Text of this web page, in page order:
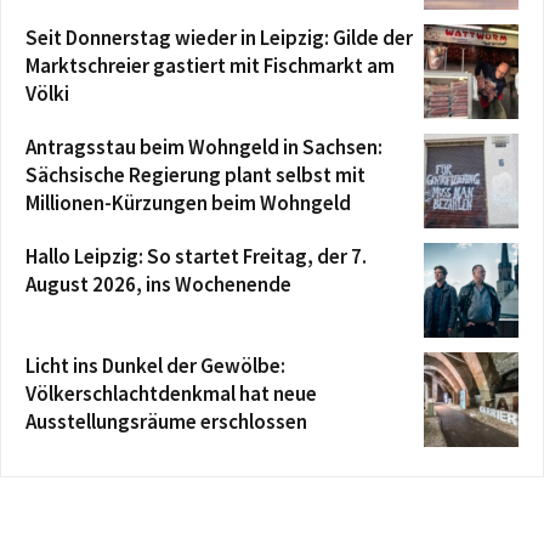
Seit Donnerstag wieder in Leipzig: Gilde der
Marktschreier gastiert mit Fischmarkt am
Völki
Antragsstau beim Wohngeld in Sachsen:
Sächsische Regierung plant selbst mit
Millionen-Kürzungen beim Wohngeld
Hallo Leipzig: So startet Freitag, der 7.
August 2026, ins Wochenende
Licht ins Dunkel der Gewölbe:
Völkerschlachtdenkmal hat neue
Ausstellungsräume erschlossen